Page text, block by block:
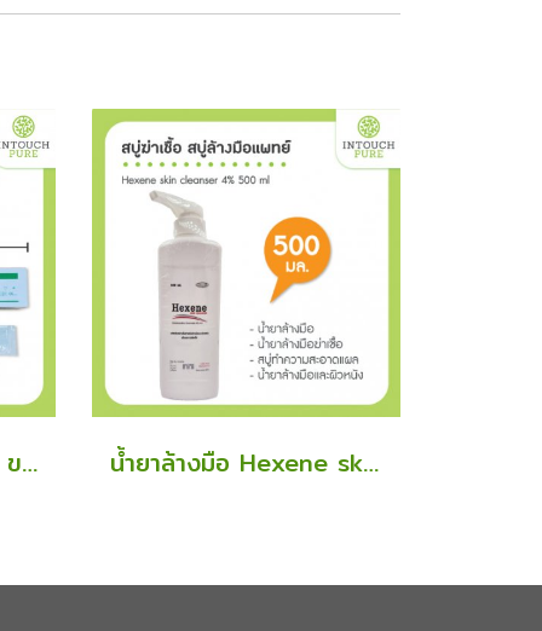
สายสวนปัสสาวะ 2 ทาง ขนาด เบอร์ 14 foley catheter ยกกล่อง 10 ชิ้น น้ำยาล้างมือ Hexene skin cleanser 4% 500 ml